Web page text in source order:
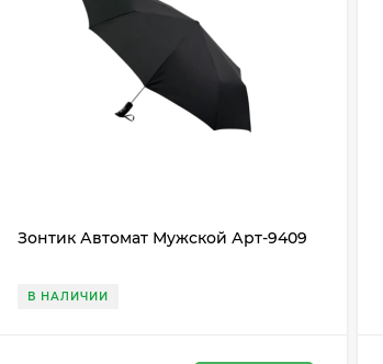
Зонтик Автомат Мужской Арт-9409
В НАЛИЧИИ